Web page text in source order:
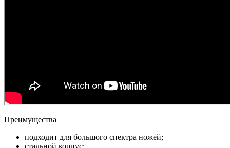
Преимущества
подходит для большого спектра ножей;
стальной корпус;